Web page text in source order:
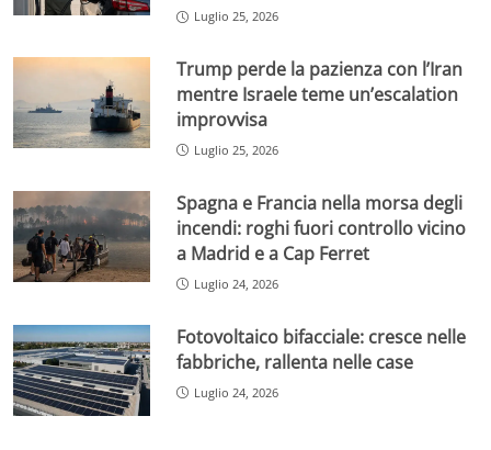
Luglio 25, 2026
Trump perde la pazienza con l’Iran
mentre Israele teme un’escalation
improvvisa
Luglio 25, 2026
Spagna e Francia nella morsa degli
incendi: roghi fuori controllo vicino
a Madrid e a Cap Ferret
Luglio 24, 2026
Fotovoltaico bifacciale: cresce nelle
fabbriche, rallenta nelle case
Luglio 24, 2026